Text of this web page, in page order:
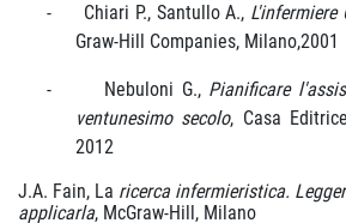
- Chiari P., Santullo A., L'infermiere
Graw-Hill Companies, Milano,2001
- Nebuloni G., Pianificare
ventunesimo secolo, Casa
2012
J.A. Fain, La ricerca infermieristica.
applicarla, McGraw-Hill, Milano